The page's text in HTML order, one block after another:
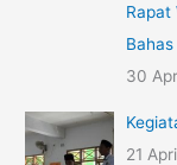
Rapat
30
21